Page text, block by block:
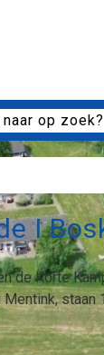
I
de Korte
staan